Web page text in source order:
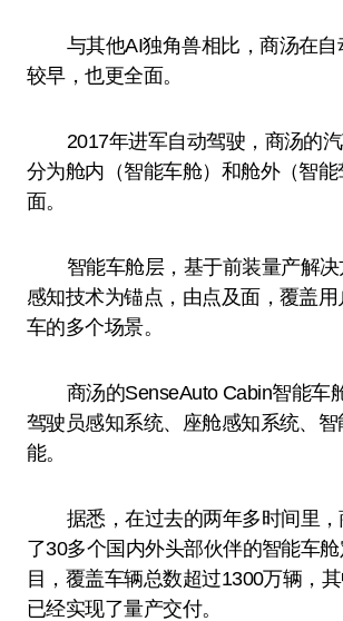
与其他AI独角兽相比，商汤在
较早，也更全面。
2017年进军自动驾驶，商汤的
分为舱内（智能车舱）和舱外（智
面。
智能车舱层，基于前装量产解
感知技术为锚点，由点及面，覆盖用
车的多个场景。
商汤的SenseAuto Cabin智能车
驾驶员感知系统、座舱感知系统、
能。
据悉，在过去的两年多时间里
了30多个国内外头部伙伴的智能车
目，覆盖车辆总数超过1300万辆，
已经实现了量产交付。